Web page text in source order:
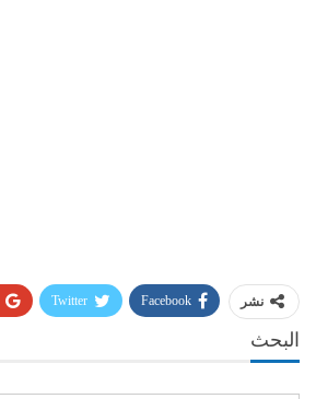
نشر Facebook
Twitter
البحث